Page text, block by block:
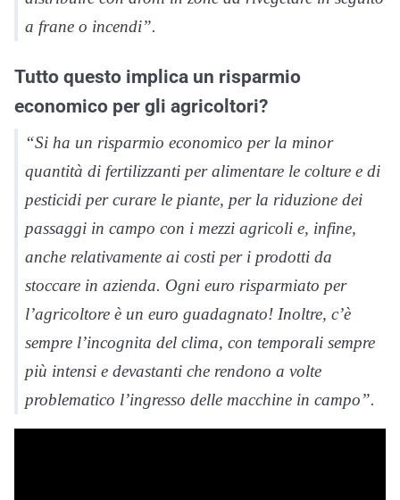
a frane o incendi”.
Tutto questo implica un risparmio
economico per gli agricoltori?
“Si ha un risparmio economico per la minor
quantità di fertilizzanti per alimentare le colture e di
pesticidi per curare le piante, per la riduzione dei
passaggi in campo con i mezzi agricoli e, infine,
anche relativamente ai costi per i prodotti da
stoccare in azienda. Ogni euro risparmiato per
l’agricoltore è un euro guadagnato! Inoltre, c’è
sempre l’incognita del clima, con temporali sempre
più intensi e devastanti che rendono a volte
problematico l’ingresso delle macchine in campo”.